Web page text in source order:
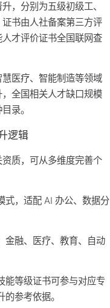
，分别为五级初级工、
书由人社备案第三方评
才评价证书全国联网查
医疗、智能制造等领域
全国相关人才缺口规模
录。
逻辑
质，可从多维度完善个
式，适配 AI 办公、数据分
金融、医疗、教育、自动
能等级证书可参与对应专
参考依据。